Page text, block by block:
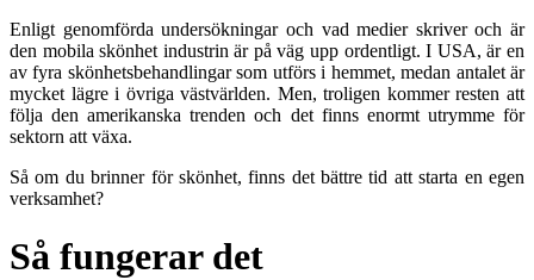
Enligt genomförda undersökningar och vad medier skriver och är
den mobila skönhet industrin är på väg upp ordentligt. I USA, är en
av fyra skönhetsbehandlingar som utförs i hemmet, medan antalet är
mycket lägre i övriga västvärlden. Men, troligen kommer resten att
följa den amerikanska trenden och det finns enormt utrymme för
sektorn att växa.
Så om du brinner för skönhet, finns det bättre tid att starta en egen
verksamhet?
Så fungerar det